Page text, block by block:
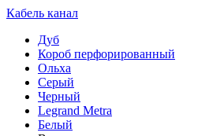
Кабель канал
Дуб
Короб перфорированный
Ольха
Серый
Черный
Legrand Metra
Белый